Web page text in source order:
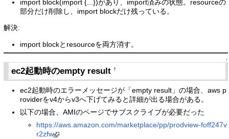
import block(import {...})があり、import済みの状態。resourceの
部分だけ削除し、import blockだけ残っている。
解決:
import blockとresourceを両方消す。
↑
ec2起動時のempty result†
ec2起動時のエラーメッセージが「empty result」の場合、aws p
roviderをv4からv3へ下げてみると詳細が出る場合がある。
以下の場合、AMIのページでサブスクライブが必要だった
https://aws.amazon.com/marketplace/pp/prodview-foff247v
r2zfw